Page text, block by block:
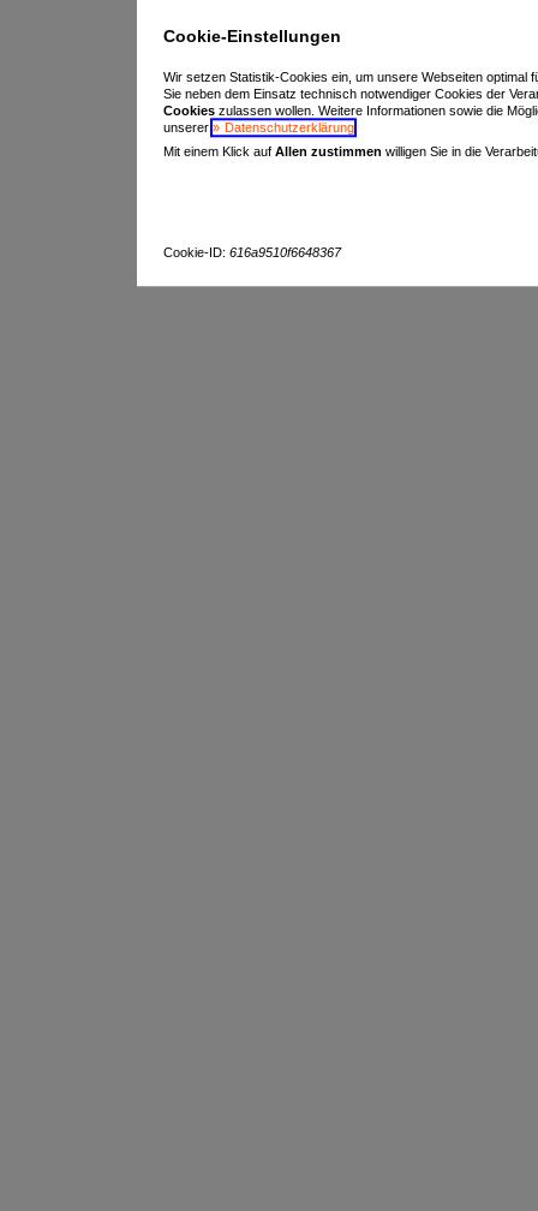
Cookie-Einstellungen
Wir setzen Statistik-Cookies ein, um unsere Webseiten
Sie neben dem Einsatz technisch notwendiger Cookies der
Cookieszulassen wollen. Weitere Informationen sowie die
unserer
Datenschutzerklärung.
Mit einem Klick auf Allen zustimmen willigen Sie in die
Cookie-ID: 616a9510f6648367